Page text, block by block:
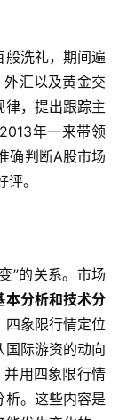
般洗礼，期间遍
汇以及黄金交
，提出跟踪主
年一来带领
确判断A股市场
。
”的关系。市场
本分析和技术分
四象限行情定位
国际游资的动向
用四象限行情
析。这些内容是